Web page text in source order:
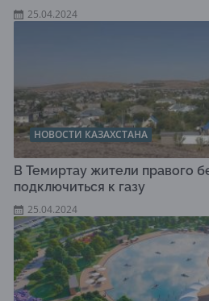
25.04.2024
НОВОСТИ КАЗАХСТАНА
В Темиртау жители правого
подключиться к газу
25.04.2024